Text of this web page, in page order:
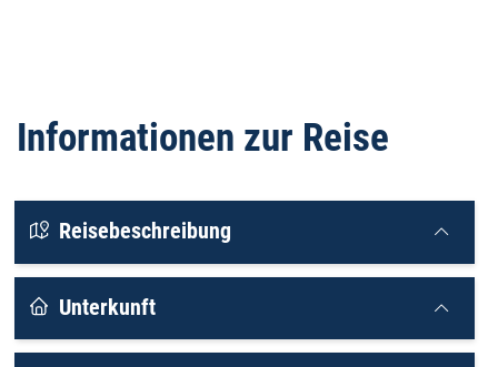
Informationen zur Reise
Reisebeschreibung
Unterkunft